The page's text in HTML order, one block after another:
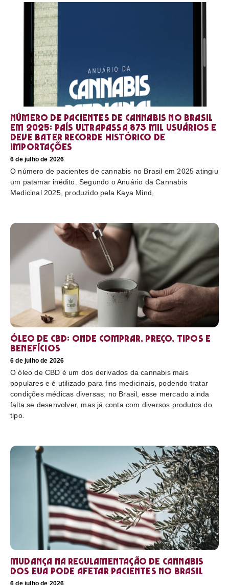
Número de pacientes de cannabis no Brasil
em 2025: país ultrapassa 873 mil usuários e
deve bater recorde histórico de
importações
6 de julho de 2026
O número de pacientes de cannabis no Brasil em 2025 atingiu
um patamar inédito. Segundo o Anuário da Cannabis
Medicinal 2025, produzido pela Kaya Mind,
Óleo de CBD: Onde comprar, preço, tipos e
benefícios
6 de julho de 2026
O óleo de CBD é um dos derivados da cannabis mais
populares e é utilizado para fins medicinais, podendo tratar
condições médicas diversas; no Brasil, esse mercado ainda
falta se desenvolver, mas já conta com diversos produtos do
tipo.
Mudança na regulamentação de cannabis
dos EUA pode afetar pacientes no Brasil
6 de julho de 2026